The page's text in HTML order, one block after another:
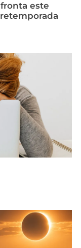
este